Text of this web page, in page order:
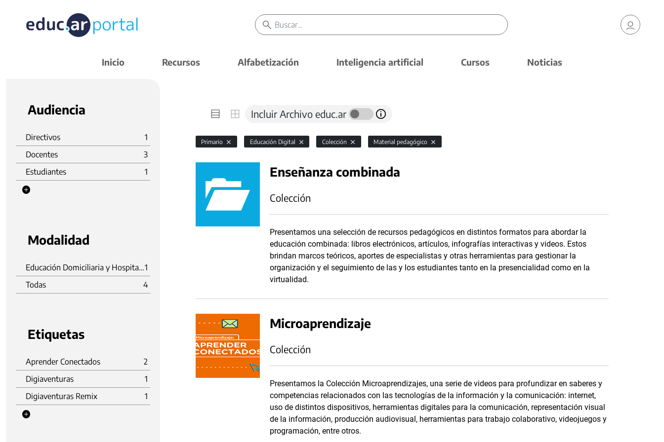
Inicio Recursos Alfabetización Inteligencia artificial Cursos Noticias
Audiencia
Directivos
1
Docentes
3
Estudiantes
1
Modalidad
Educación Domiciliaria y Hospitalaria1
Todas
4
Etiquetas
Aprender Conectados
2
Digiaventuras
1
Digiaventuras Remix
1
Incluir Archivo educ.ar
Primario Educación Digital Colección Material pedagógico
Enseñanza combinada
Colección
Presentamos una selección de recursos pedagógicos en distintos formatos para abordar la
educación combinada: libros electrónicos, artículos, infografías interactivas y videos. Estos
brindan marcos teóricos, aportes de especialistas y otras herramientas para gestionar la
organización y el seguimiento de las y los estudiantes tanto en la presencialidad como en la
virtualidad.
Microaprendizaje
Colección
Presentamos la Colección Microaprendizajes, una serie de videos para profundizar en saberes y
competencias relacionados con las tecnologías de la información y la comunicación: internet,
uso de distintos dispositivos, herramientas digitales para la comunicación, representación visual
de la información, producción audiovisual, herramientas para trabajo colaborativo, videojuegos y
programación, entre otros.